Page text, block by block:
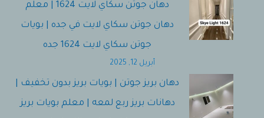
دهان جوتن سكاي لايت 1624 | معلم
دهان جوتن سكاي لايت في جده | بويات
جوتن سكاي لايت 1624 جده
أبريل 12, 2025
دهان بريز جوتن | بويات بريز بدون تخفيف |
دهانات بريز ربع لمعه | معلم بويات بريز